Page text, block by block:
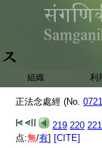
組織 利
正法念處經 (No.
219 220 221
点:無/有] [CITE]
常爲業羂縛 之所
一切無能救 令脱
所見 6 去來法
去來皆如是 業因
受生死大苦 而不
以愚癡覆故 受樂
以不知足故 如是
非初非中後 非今
常修習欲者 無明
以善業盡故 於此